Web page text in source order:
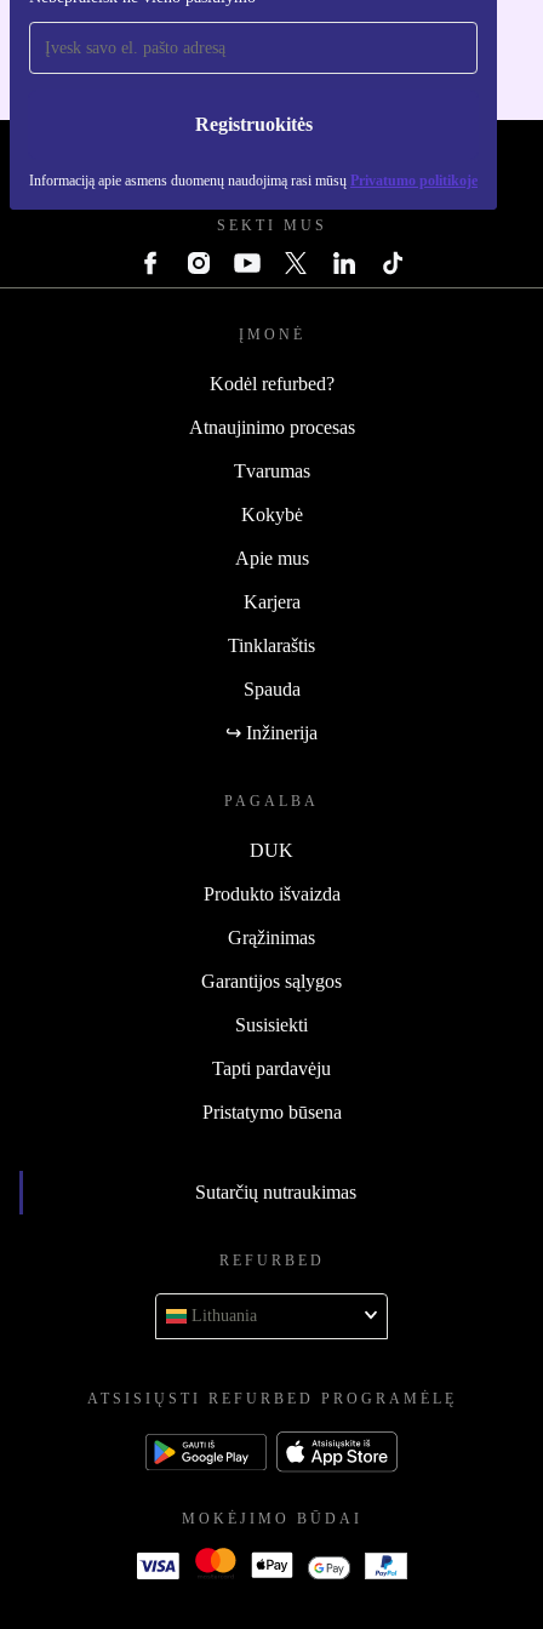
Registruokitės
Informaciją apie asmens duomenų naudojimą rasi mūsų Privatumo politikoje
SEKTI MUS
ĮMONĖ
Kodėl refurbed?
Atnaujinimo procesas
Tvarumas
Kokybė
Apie mus
Karjera
Tinklaraštis
Spauda
↪ Inžinerija
PAGALBA
DUK
Produkto išvaizda
Grąžinimas
Garantijos sąlygos
Susisiekti
Tapti pardavėju
Pristatymo būsena
Sutarčių nutraukimas
REFURBED
Lithuania
ATSISIŲSTI REFURBED PROGRAMĖLĘ
MOKĖJIMO BŪDAI